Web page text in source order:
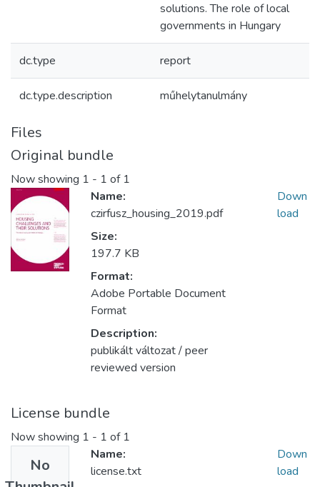
solutions. The role of local
governments in Hungary
dc.type report
dc.type.description műhelytanulmány
Files
Original bundle
Now showing 1 - 1 of 1
Name:
czirfusz_housing_2019.pdf
Size:
197.7 KB
Format:
Adobe Portable Document
Format
Description:
publikált változat / peer
reviewed version
Down
load
License bundle
Now showing 1 - 1 of 1
No
Name:
license.txt
Down
load